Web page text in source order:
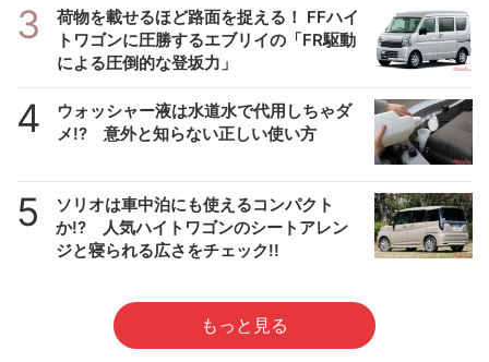
3
荷物を載せるほど路面を捉える！ FFハイ
トワゴンに圧勝するエブリイの「FR駆動
による圧倒的な登坂力」
4
ウォッシャー液は水道水で代用しちゃダ
メ!? 意外と知らない正しい使い方
5
ソリオは車中泊にも使えるコンパクト
か!? 人気ハイトワゴンのシートアレン
ジと寝られる広さをチェック!!
もっと見る